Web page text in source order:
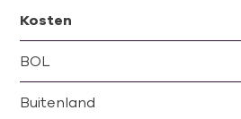
Kosten
BOL
Buitenland